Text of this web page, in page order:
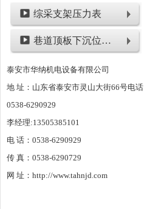
综采支架压力表
巷道顶板下沉位移类仪表
泰安市华纳机电设备有限公司
地 址：山东省泰安市灵山大街66号电话
0538-6290929
李经理:13505385101
电 话：0538-6290929
传 真：0538-6290729
网 址：http://www.tahnjd.com